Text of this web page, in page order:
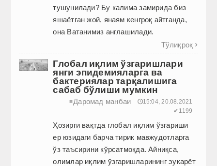
тушунилади? Бу калима замирида биз
яшаётган жой, янаям кенгроқ айтганда,
она Ватанимиз англашилади.
Тўлиқроқ 
Глобал иқлим ўзгаришлари
янги эпидемияларга ва
бактериялар тарқалишига
сабаб бўлиши мумкин
≡Даромад манбаи
🕔15:04, 20.08.2021
✔1199
Ҳозирги вақтда глобал иқлим ўзгариши
ер юзидаги барча тирик мавжудотларга
ўз таъсирини кўрсатмоқда. Aйниқса,
олимлар иқлим ўзгаришларининг эукарёт